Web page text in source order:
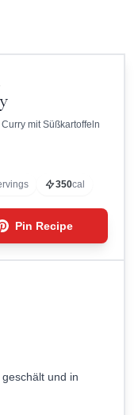
mit Süßkartoffeln
350cal
Pin Recipe
und in